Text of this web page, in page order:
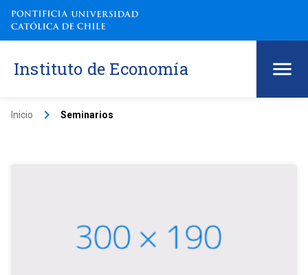
Instituto de Economía
Inicio keyboard_arrow_right Seminarios